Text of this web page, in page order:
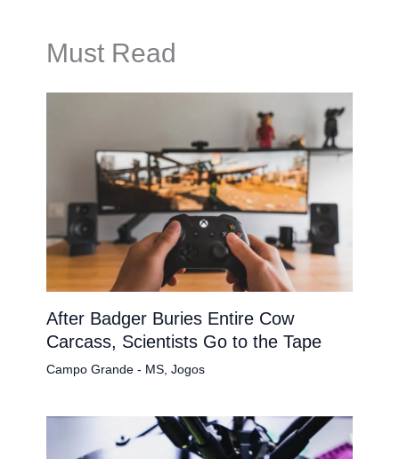
Must Read
After Badger Buries Entire Cow
Carcass, Scientists Go to the Tape
Campo Grande - MS, Jogos